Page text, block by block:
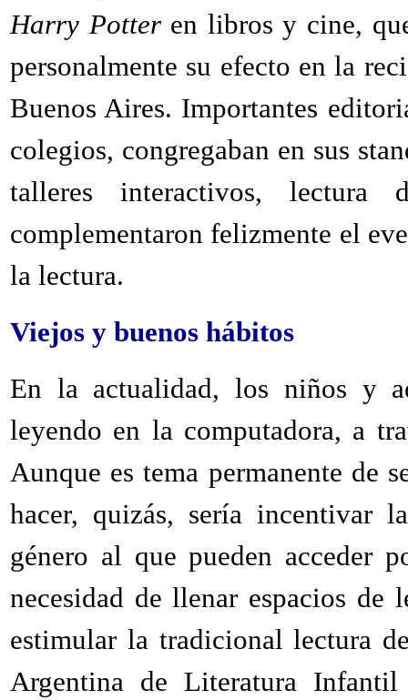
Harry Potteren libros y cine,
personalmente su efecto en la
Buenos Aires. Importantes
colegios, congregaban en sus
talleres interactivos, lectura
complementaron felizmente el
la lectura.
Viejos y buenos hábitos
En la actualidad, los niños y
leyendo en la computadora, a
Aunque es tema permanente de
hacer, quizás, sería incentivar
género al que pueden acceder
necesidad de llenar espacios
estimular la tradicional lectura
Argentina de Literatura